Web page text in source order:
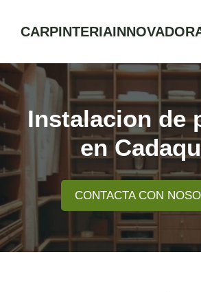
Instalacion de
en
CONTACTA CON